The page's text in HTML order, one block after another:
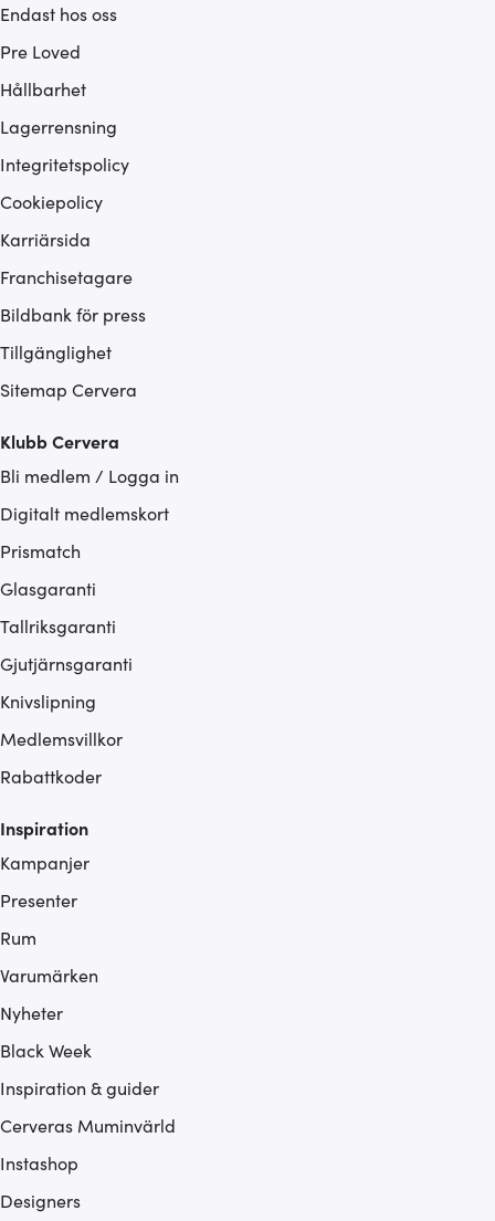
Endast hos oss
Pre Loved
Hållbarhet
Lagerrensning
Integritetspolicy
Cookiepolicy
Karriärsida
Franchisetagare
Bildbank för press
Tillgänglighet
Sitemap Cervera
Klubb Cervera
Bli medlem / Logga in
Digitalt medlemskort
Prismatch
Glasgaranti
Tallriksgaranti
Gjutjärnsgaranti
Knivslipning
Medlemsvillkor
Rabattkoder
Inspiration
Kampanjer
Presenter
Rum
Varumärken
Nyheter
Black Week
Inspiration & guider
Cerveras Muminvärld
Instashop
Designers